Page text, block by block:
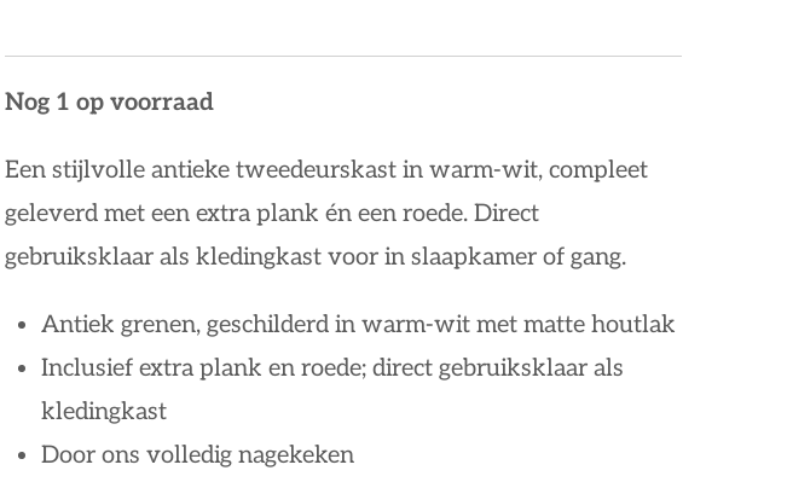
Nog 1 op voorraad
Een stijlvolle antieke tweedeurskast in warm-wit, compleet
geleverd met een extra plank én een roede. Direct
gebruiksklaar als kledingkast voor in slaapkamer of gang.
Antiek grenen, geschilderd in warm-wit met matte houtlak
Inclusief extra plank en roede; direct gebruiksklaar als
kledingkast
Door ons volledig nagekeken